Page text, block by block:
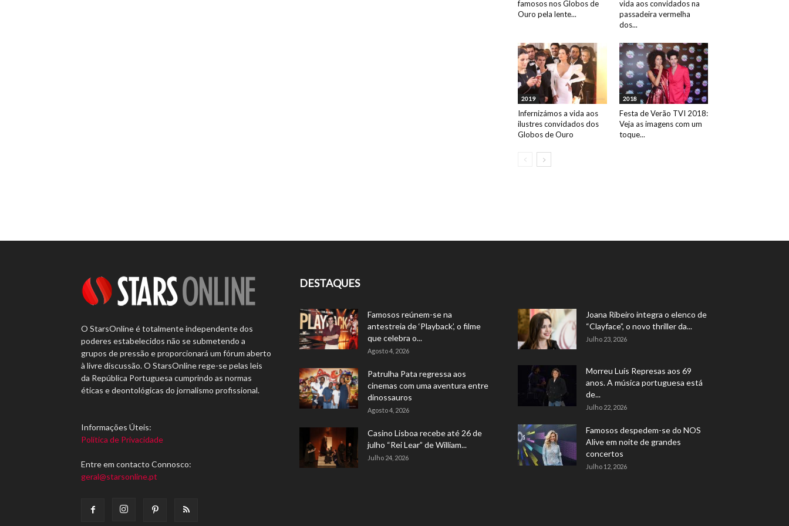
famosos nos Globos de
Ouro pela lente...
vida aos convidados na
passadeira vermelha
dos...
2019
Infernizámos a vida aos
ilustres convidados dos
Globos de Ouro
2018
Festa de Verão TVI 2018:
Veja as imagens com um
toque...
O StarsOnline é totalmente independente dos
poderes estabelecidos não se submetendo a
grupos de pressão e proporcionará um fórum aberto
à livre discussão. O StarsOnline rege-se pelas leis
da República Portuguesa cumprindo as normas
éticas e deontológicas do jornalismo profissional.
Informações Úteis:
Política de Privacidade
Entre em contacto Connosco:
geral@starsonline.pt
DESTAQUES
Famosos reúnem-se na
antestreia de ‘Playback’, o filme
que celebra o...
Agosto 4, 2026
Patrulha Pata regressa aos
cinemas com uma aventura entre
dinossauros
Agosto 4, 2026
Casino Lisboa recebe até 26 de
julho “Rei Lear” de William...
Julho 24, 2026
Joana Ribeiro integra o elenco de
“Clayface”, o novo thriller da...
Julho 23, 2026
Morreu Luís Represas aos 69
anos. A música portuguesa está
de...
Julho 22, 2026
Famosos despedem-se do NOS
Alive em noite de grandes
concertos
Julho 12, 2026